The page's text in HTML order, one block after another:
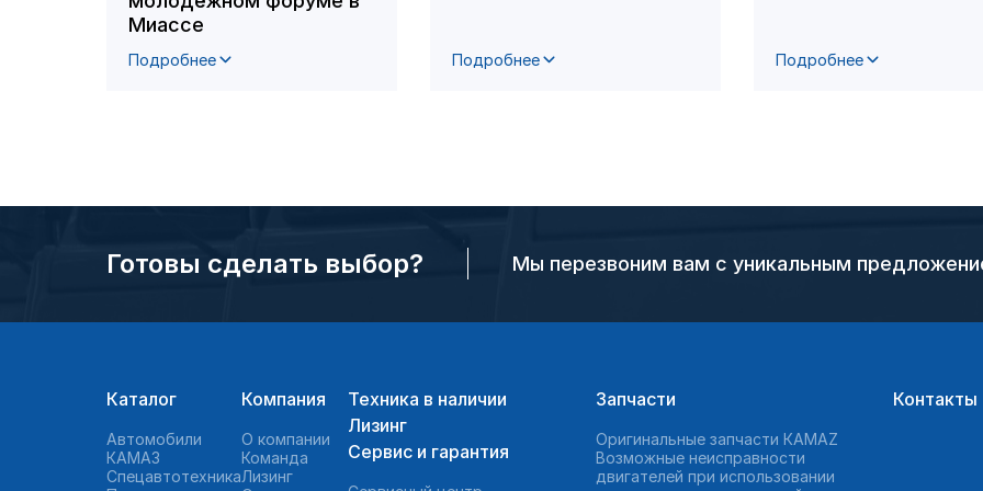
Миассе
Подробнее Подробнее Подробнее
Готовы сделать выбор? Мы перезвоним вам с уникальным
Каталог
Автомобили
КАМАЗ
Спецавтотехника
Компания
О компании
Команда
Лизинг
Техника в наличии
Лизинг
Сервис и гарантия
Запчасти
Оригинальные запчасти КAMAZ
Возможные неисправности
двигателей при использовании
Контакты